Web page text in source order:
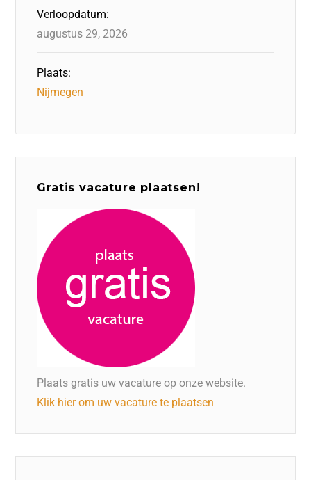
Verloopdatum:
augustus 29, 2026
Plaats:
Nijmegen
Gratis vacature plaatsen!
Plaats gratis uw vacature op onze website.
Klik hier om uw vacature te plaatsen